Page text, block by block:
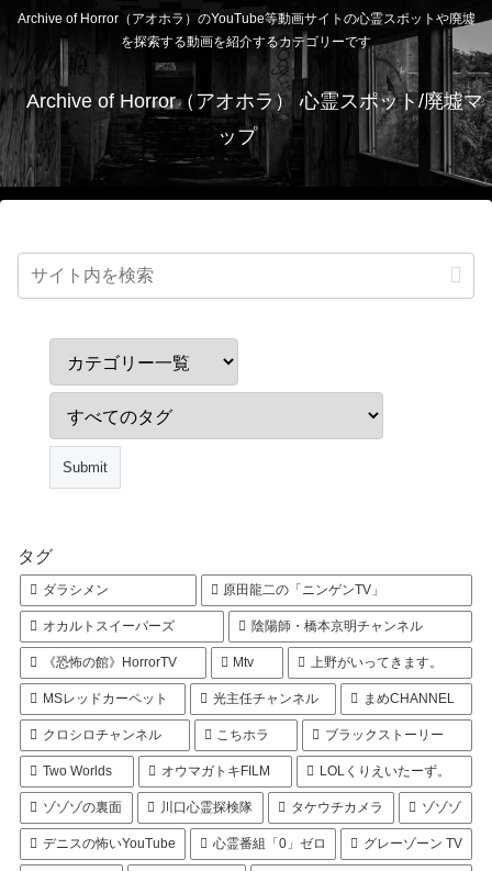
Archive of Horror（アオホラ）のYouTube等動画サイトの心霊スポットや廃墟
を探索する動画を紹介するカテゴリーです
Archive of Horror（アオホラ） 心霊スポット/廃墟マ
ップ
タグ
ダラシメン 原田龍二の「ニンゲンTV」
オカルトスイーパーズ 陰陽師・橋本京明チャンネル
《恐怖の館》HorrorTV Mtv 上野がいってきます。
MSレッドカーペット 光主任チャンネル まめCHANNEL
クロシロチャンネル こちホラ ブラックストーリー
Two Worlds オウマガトキFILM LOLくりえいたーず。
ゾゾゾの裏面 川口心霊探検隊 タケウチカメラ ゾゾゾ
デニスの怖いYouTube 心霊番組「0」ゼロ グレーゾーン TV